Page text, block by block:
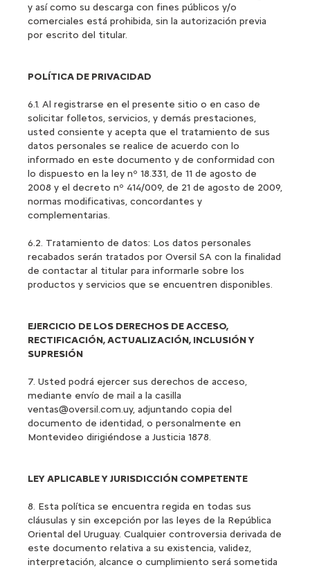
y así como su descarga con fines públicos y/o
comerciales está prohibida, sin la autorización previa
por escrito del titular.
POLÍTICA DE PRIVACIDAD
6.1. Al registrarse en el presente sitio o en caso de
solicitar folletos, servicios, y demás prestaciones,
usted consiente y acepta que el tratamiento de sus
datos personales se realice de acuerdo con lo
informado en este documento y de conformidad con
lo dispuesto en la ley nº 18.331, de 11 de agosto de
2008 y el decreto nº 414/009, de 21 de agosto de 2009,
normas modificativas, concordantes y
complementarias.
6.2. Tratamiento de datos: Los datos personales
recabados serán tratados por Oversil SA con la finalidad
de contactar al titular para informarle sobre los
productos y servicios que se encuentren disponibles.
EJERCICIO DE LOS DERECHOS DE ACCESO,
RECTIFICACIÓN, ACTUALIZACIÓN, INCLUSIÓN Y
SUPRESIÓN
7. Usted podrá ejercer sus derechos de acceso,
mediante envío de mail a la casilla
ventas@oversil.com.uy, adjuntando copia del
documento de identidad, o personalmente en
Montevideo dirigiéndose a Justicia 1878.
LEY APLICABLE Y JURISDICCIÓN COMPETENTE
8. Esta política se encuentra regida en todas sus
cláusulas y sin excepción por las leyes de la República
Oriental del Uruguay. Cualquier controversia derivada de
este documento relativa a su existencia, validez,
interpretación, alcance o cumplimiento será sometida